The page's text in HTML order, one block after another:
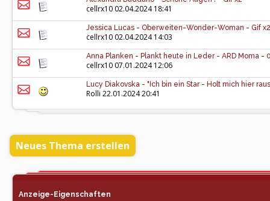
cellrx10 02.04.2024 18:41
Jessica Lucas - Oberweiten-Wonder-Woman - Gif x2
cellrx10 02.04.2024 14:03
Anna Planken - Plankt heute in Leder - ARD Moma -
cellrx10 07.01.2024 12:06
Lucy Diakovska - "Ich bin ein Star - Holt mich hier
Rolli 22.01.2024 20:41
Neues Thema erstellen
Anzeige-Eigenschaften